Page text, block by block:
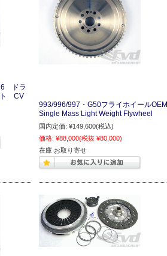
ドラ
ト CV
993/996/997・G50フライホイールOEM
Single Mass Light Weight Flywheel
国内定価: ¥149,600(税込)
価格: ¥88,000(税抜 ¥80,000)
在庫 お取り寄せ